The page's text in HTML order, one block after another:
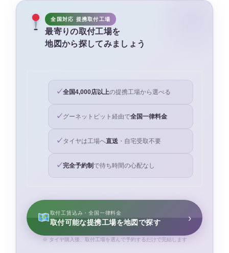
全国対応 提携取付工場
最寄りの取付工場を
地図から探してみましょう
全国4,000店以上の提携工場から選べる
グーネットピット経由で全国一律料金
タイヤは工場へ直送 ・自宅受取不要
完全予約制 で待ち時間の心配なし
取付工賃込み・全国一律料金
取付可能な提携工場を地図で探す ›
※ タイヤ購入後、取付工場を選んで予約するだけで完結します